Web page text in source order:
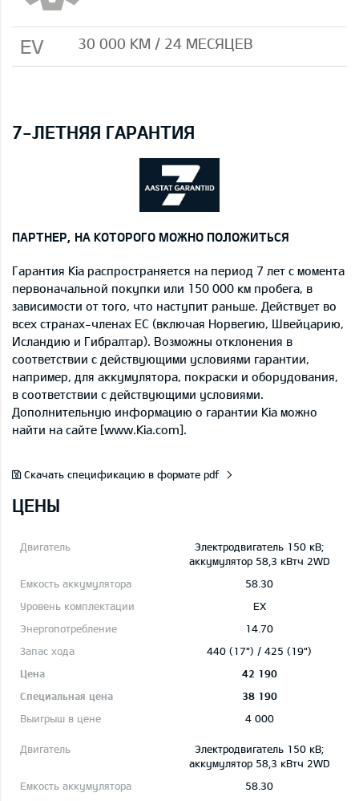
EV 30 000 КМ / 24 МЕСЯЦЕВ
7-ЛЕТНЯЯ ГАРАНТИЯ
ПАРТНЕР, НА КОТОРОГО МОЖНО ПОЛОЖИТЬСЯ
Гарантия Kia распространяется на период 7 лет с момента
первоначальной покупки или 150 000 км пробега, в
зависимости от того, что наступит раньше. Действует во
всех странах-членах ЕС (включая Норвегию, Швейцарию,
Исландию и Гибралтар). Возможны отклонения в
соответствии с действующими условиями гарантии,
например, для аккумулятора, покраски и оборудования,
в соответствии с действующими условиями.
Дополнительную информацию о гарантии Kia можно
найти на сайте [www.Kia.com].
Скачать спецификацию в формате pdf
ЦЕНЫ
Электродвигатель 150 кВ;
aккумулятор 58,3 кВтч 2WD
58.30
EX
14.70
440 (17") / 425 (19")
42 190
38 190
4 000
Электродвигатель 150 кВ;
aккумулятор 58,3 кВтч 2WD
58.30